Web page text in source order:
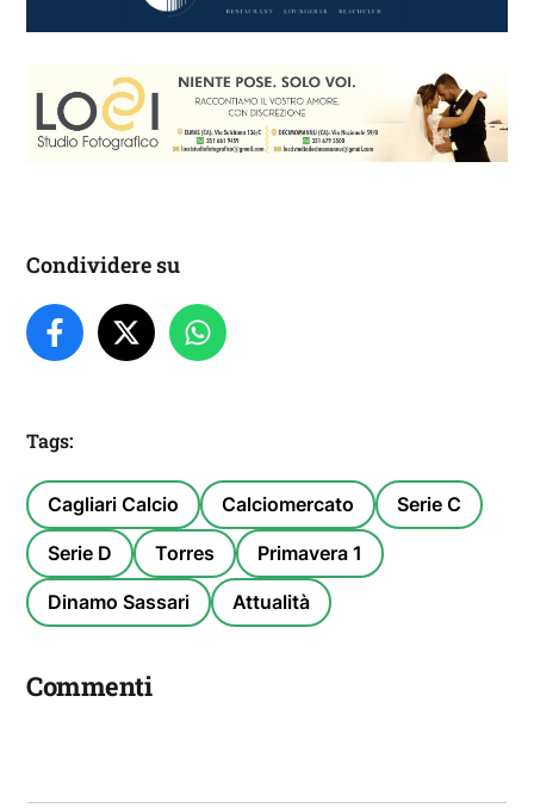
Condividere su
Tags:
Cagliari Calcio Calciomercato Serie C
Serie D Torres Primavera 1
Dinamo Sassari Attualità
Commenti